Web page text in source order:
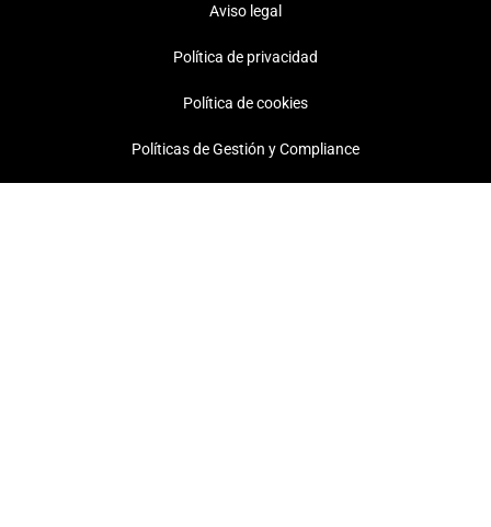
Aviso legal
Política de privacidad
Política de cookies
Políticas de Gestión y Compliance